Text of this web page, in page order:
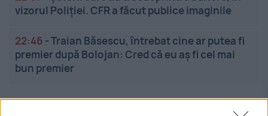
vizorul Poliției. CFR a făcut publice imaginile
22:46 -Traian Băsescu, întrebat cine ar putea fi
premier după Bolojan: Cred că eu aș fi cel mai
bun premier